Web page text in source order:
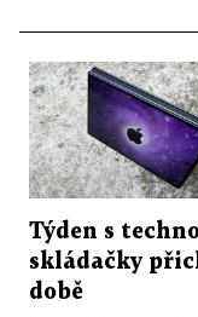
Týden s
skládačky
době